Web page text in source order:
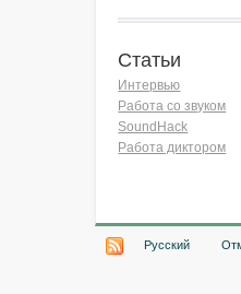
Статьи
Интервью
Работа со звуком
SoundHack
Работа диктором
Русский